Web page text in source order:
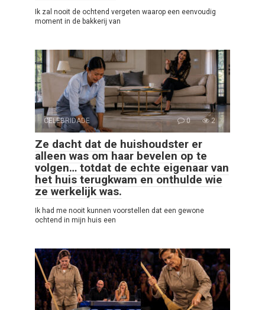
Ik zal nooit de ochtend vergeten waarop een eenvoudig
moment in de bakkerij van
CELEBRIDADE 0 2
Ze dacht dat de huishoudster er
alleen was om haar bevelen op te
volgen… totdat de echte eigenaar van
het huis terugkwam en onthulde wie
ze werkelijk was.
Ik had me nooit kunnen voorstellen dat een gewone
ochtend in mijn huis een